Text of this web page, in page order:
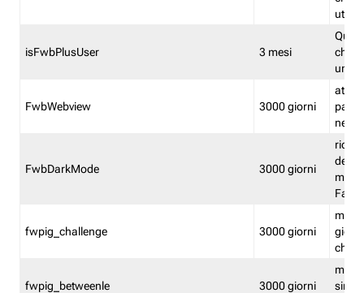
utenti
isFwbPlusUser 3 mesi
che
una
FwbWebview 3000 giorni
attiva
FwbDarkMode 3000 giorni
fwpig_challenge 3000 giorni
fwpig_betweenle 3000 giorni